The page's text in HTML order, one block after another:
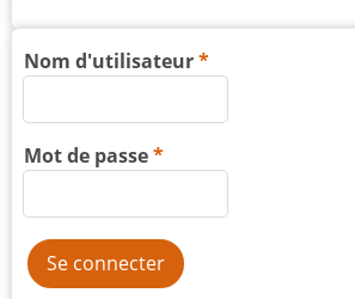
Nom d'utilisateur
Mot de passe